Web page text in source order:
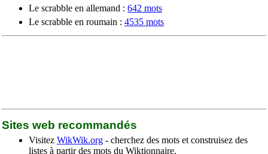
Le scrabble en allemand : 642 mots
Le scrabble en roumain : 4535 mots
Sites web recommandés
Visitez WikWik.org - cherchez des mots et construisez des
listes à partir des mots du Wiktionnaire.